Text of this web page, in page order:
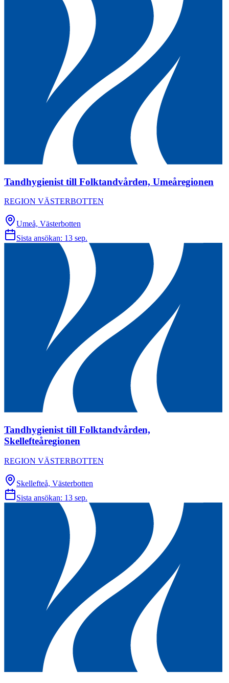
Tandhygienist till Folktandvården, Umeåregionen
REGION VÄSTERBOTTEN
Umeå, Västerbotten
Sista ansökan: 13 sep.
Tandhygienist till Folktandvården,
Skellefteåregionen
REGION VÄSTERBOTTEN
Skellefteå, Västerbotten
Sista ansökan: 13 sep.